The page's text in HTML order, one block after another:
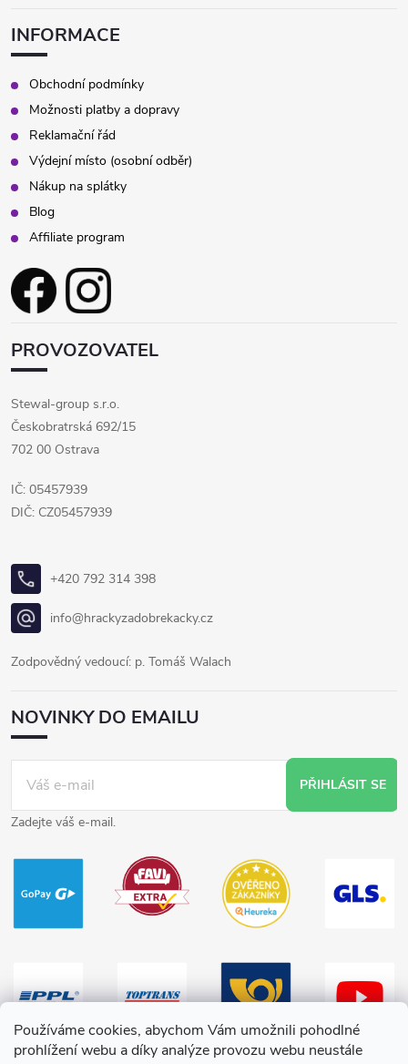
Používáme cookies, abychom Vám umožnili pohodlné
prohlížení webu a díky analýze provozu webu neustále
y
v
ý
p
i
s
u
INFORMACE
Obchodní podmínky
Možnosti platby a dopravy
Reklamační řád
Výdejní místo (osobní odběr)
Nákup na splátky
Blog
Affiliate program
PROVOZOVATEL
Stewal-group s.r.o.
Českobratrská 692/15
702 00 Ostrava
IČ: 05457939
DIČ: CZ05457939
+420 792 314 398
info@hrackyzadobrekacky.cz
Zodpovědný vedoucí: p. Tomáš Walach
NOVINKY DO EMAILU
PŘIHLÁSIT SE
Zadejte váš e-mail.